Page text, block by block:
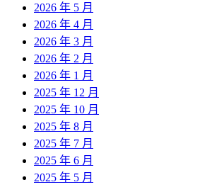
2026 年 5 月
2026 年 4 月
2026 年 3 月
2026 年 2 月
2026 年 1 月
2025 年 12 月
2025 年 10 月
2025 年 8 月
2025 年 7 月
2025 年 6 月
2025 年 5 月